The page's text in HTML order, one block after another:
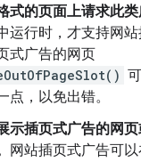
式的页面上请求此类
运行时，才支持网
式广告的网页
点，以免出错。
示插页式广告的网
网站插页式广告可